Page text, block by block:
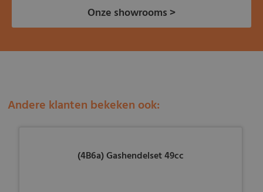
Onze showrooms >
Andere klanten bekeken ook:
(4B6a) Gashendelset 49cc